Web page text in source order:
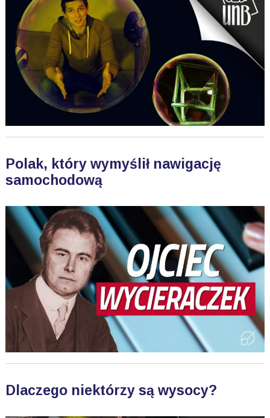
Polak, który wymyślił nawigację
samochodową
Dlaczego niektórzy są wysocy?